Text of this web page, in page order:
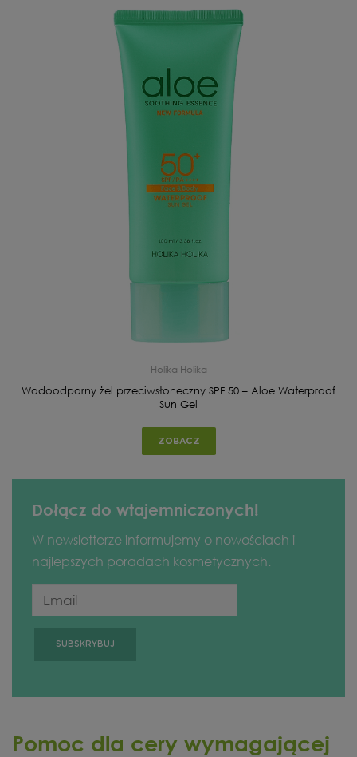
Holika Holika
Wodoodporny żel przeciwsłoneczny SPF 50 – Aloe Waterproof
Sun Gel
ZOBACZ
Dołącz do wtajemniczonych!
W newsletterze informujemy o nowościach i
najlepszych poradach kosmetycznych.
Pomoc dla cery wymagającej